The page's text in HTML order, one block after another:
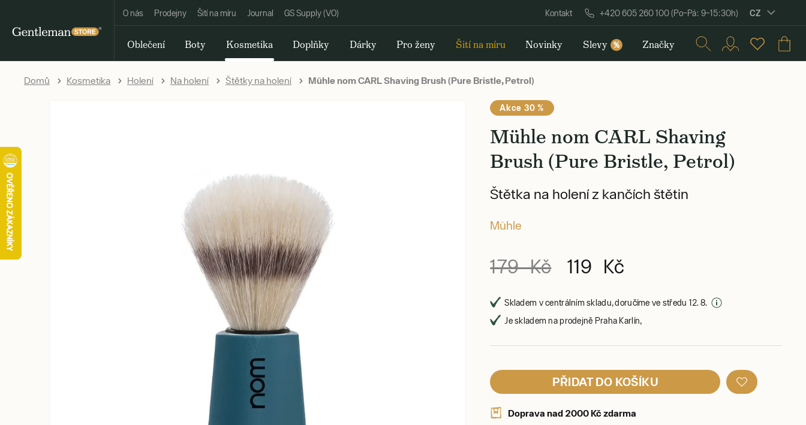
O nás Prodejny Šití na míru Journal GS Supply (VO) Kontakt +420 605 260 100 (Po–Pá: 9–15:30h) CZ
Oblečení Boty Kosmetika Doplňky Dárky Pro ženy Šití na míru Novinky Slevy % Značky
Domů Kosmetika Holení Na holení Štětky na holení Mühle nom CARL Shaving Brush (Pure Bristle, Petrol)
Akce 30 %
Mühle nom CARL Shaving
Brush (Pure Bristle, Petrol)
Štětka na holení z kančích štětin
Mühle
179 Kč 119 Kč
Skladem v centrálním skladu, doručíme ve středu 12. 8.
Je skladem na prodejně Praha Karlín,
PŘIDAT DO KOŠÍKU
Doprava nad 2000 Kč zdarma